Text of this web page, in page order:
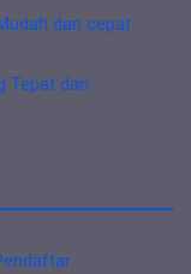
dan cepat
Tepat dan